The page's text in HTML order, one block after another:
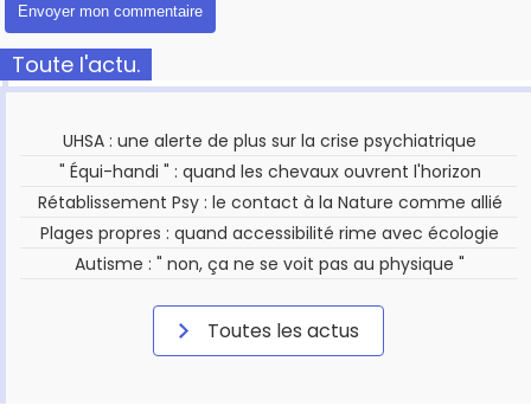
Toute l'actu.
UHSA : une alerte de plus sur la crise psychiatrique
" Équi-handi " : quand les chevaux ouvrent l'horizon
Rétablissement Psy : le contact à la Nature comme allié
Plages propres : quand accessibilité rime avec écologie
Autisme : " non, ça ne se voit pas au physique "
Toutes les actus